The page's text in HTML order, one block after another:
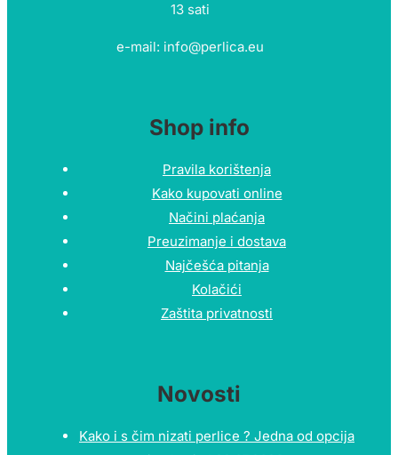
13 sati
e-mail: info@perlica.eu
Shop info
Pravila korištenja
Kako kupovati online
Načini plaćanja
Preuzimanje i dostava
Najčešća pitanja
Kolačići
Zaštita privatnosti
Novosti
Kako i s čim nizati perlice ? Jedna od opcija